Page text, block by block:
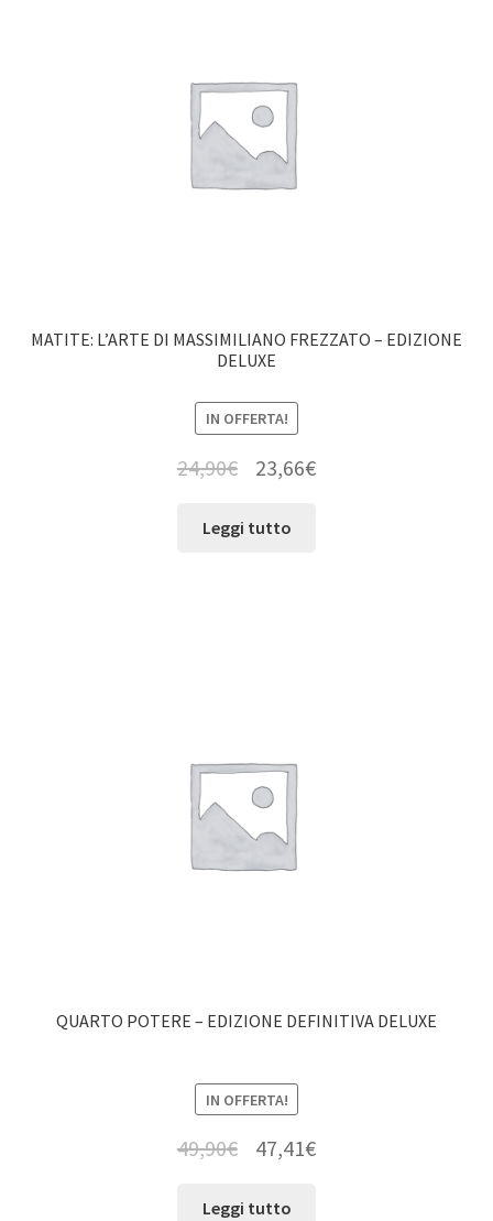
MATITE: L’ARTE DI MASSIMILIANO FREZZATO – EDIZIONE
DELUXE
IN OFFERTA!
24,90€ 23,66€
Leggi tutto
QUARTO POTERE – EDIZIONE DEFINITIVA DELUXE
IN OFFERTA!
49,90€ 47,41€
Leggi tutto